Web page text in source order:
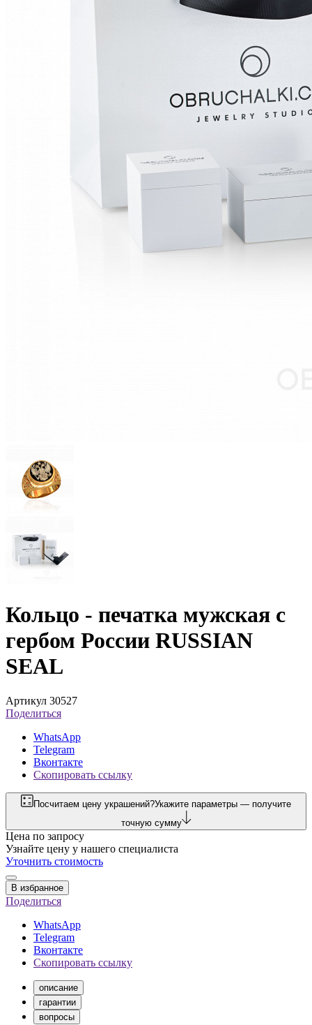
Кольцо - печатка мужская с
гербом России RUSSIAN
SEAL
Артикул 30527
Поделиться
WhatsApp
Telegram
Вконтакте
Скопировать ссылку
Посчитаем цену украшений?Укажите параметры — получите
точную сумму
Цена по запросу
Узнайте цену у нашего специалиста
Уточнить стоимость
В избранное
Поделиться
WhatsApp
Telegram
Вконтакте
Скопировать ссылку
описание
гарантии
вопросы